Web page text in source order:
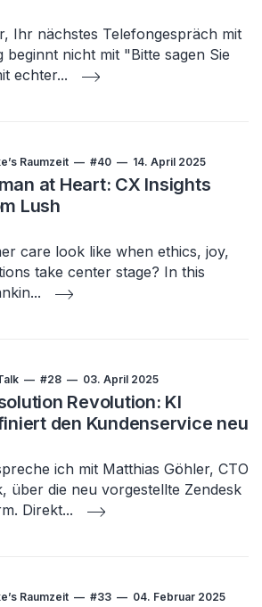
Ihr nächstes Telefongespräch mit
beginnt nicht mit "Bitte sagen Sie
echter...
Raumzeit #40 14. April 2025
at Heart: CX Insights
Lush
care look like when ethics, joy,
take center stage? In this
...
#28 03. April 2025
Revolution: KI
den Kundenservice neu
ich mit Matthias Göhler, CTO
über die neu vorgestellte Zendesk
Direkt...
Raumzeit #33 04. Februar 2025